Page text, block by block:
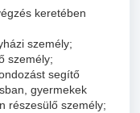
keretében
személy;
személy;
segítő
gyermekek
részesülő személy;